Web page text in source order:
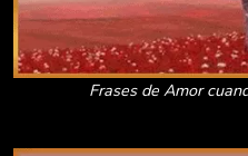
Frases de Amor